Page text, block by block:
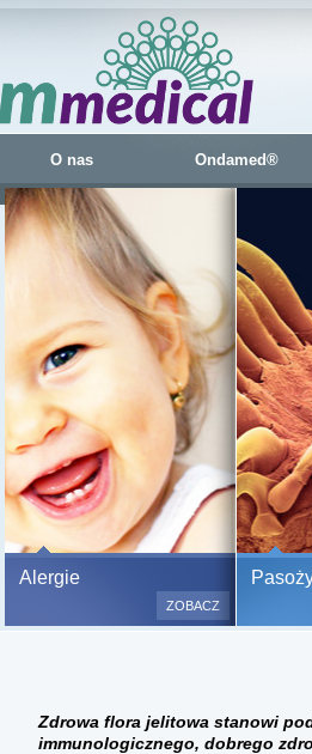
O nas Ondamed®
Alergie
ZOBACZ
Zdrowa flora jelitowa stanowi
immunologicznego, dobrego